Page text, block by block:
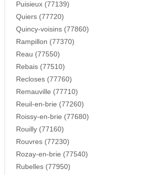
Puisieux (77139)
Quiers (77720)
Quincy-voisins (77860)
Rampillon (77370)
Reau (77550)
Rebais (77510)
Recloses (77760)
Remauville (77710)
Reuil-en-brie (77260)
Roissy-en-brie (77680)
Rouilly (77160)
Rouvres (77230)
Rozay-en-brie (77540)
Rubelles (77950)